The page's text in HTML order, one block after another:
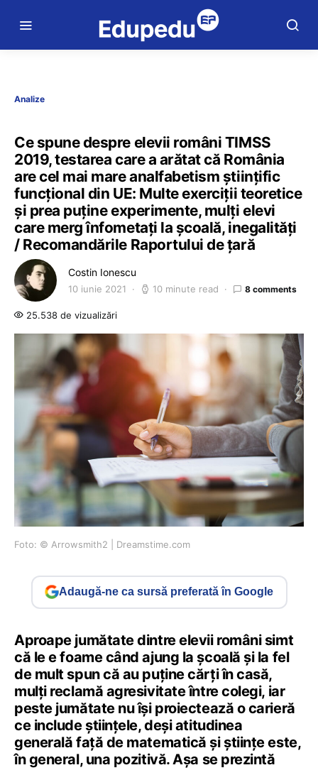
Analize
Ce spune despre elevii români TIMSS
2019, testarea care a arătat că România
are cel mai mare analfabetism științific
funcțional din UE: Multe exerciții teoretice
și prea puține experimente, mulți elevi
care merg înfometați la școală, inegalități
/ Recomandările Raportului de țară
Costin Ionescu
10 iunie 2021 10 minute read 8 comments
25.538 de vizualizări
Foto: © Arrowsmith2 | Dreamstime.com
Adaugă-ne ca sursă preferată în Google
Aproape jumătate dintre elevii români simt
că le e foame când ajung la școală și la fel
de mult spun că au puține cărți în casă,
mulți reclamă agresivitate între colegi, iar
peste jumătate nu își proiectează o carieră
ce include științele, deși atitudinea
generală față de matematică și științe este,
în general, una pozitivă. Așa se prezintă